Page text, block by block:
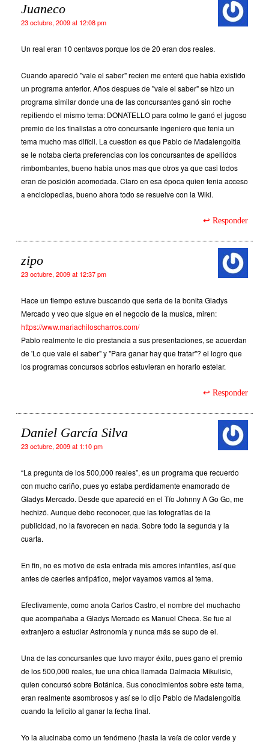
Juaneco
23 octubre, 2009 at 12:08 pm
Un real eran 10 centavos porque los de 20 eran dos reales.
Cuando apareció "vale el saber" recien me enteré que habia existido
un programa anterior. Años despues de "vale el saber" se hizo un
programa similar donde una de las concursantes ganó sin roche
repitiendo el mismo tema: DONATELLO para colmo le ganó el jugoso
premio de los finalistas a otro concursante ingeniero que tenia un
tema mucho mas difícil. La cuestion es que Pablo de Madalengoitia
se le notaba cierta preferencias con los concursantes de apellidos
rimbombantes, bueno habia unos mas que otros ya que casi todos
eran de posición acomodada. Claro en esa época quien tenia acceso
a enciclopedias, bueno ahora todo se resuelve con la Wiki.
Responder
zipo
23 octubre, 2009 at 12:37 pm
Hace un tiempo estuve buscando que seria de la bonita Gladys
Mercado y veo que sigue en el negocio de la musica, miren:
https://www.mariachiloscharros.com/
Pablo realmente le dio prestancia a sus presentaciones, se acuerdan
de 'Lo que vale el saber" y "Para ganar hay que tratar"? el logro que
los programas concursos sobrios estuvieran en horario estelar.
Responder
Daniel García Silva
23 octubre, 2009 at 1:10 pm
“La pregunta de los 500,000 reales”, es un programa que recuerdo
con mucho cariño, pues yo estaba perdidamente enamorado de
Gladys Mercado. Desde que apareció en el Tío Johnny A Go Go, me
hechizó. Aunque debo reconocer, que las fotografías de la
publicidad, no la favorecen en nada. Sobre todo la segunda y la
cuarta.
En fin, no es motivo de esta entrada mis amores infantiles, así que
antes de caerles antipático, mejor vayamos vamos al tema.
Efectivamente, como anota Carlos Castro, el nombre del muchacho
que acompañaba a Gladys Mercado es Manuel Checa. Se fue al
extranjero a estudiar Astronomía y nunca más se supo de el.
Una de las concursantes que tuvo mayor éxito, pues gano el premio
de los 500,000 reales, fue una chica llamada Dalmacia Mikulisic,
quien concursó sobre Botánica. Sus conocimientos sobre este tema,
eran realmente asombrosos y así se lo dijo Pablo de Madalengoitia
cuando la felicito al ganar la fecha final.
Yo la alucinaba como un fenómeno (hasta la veía de color verde y